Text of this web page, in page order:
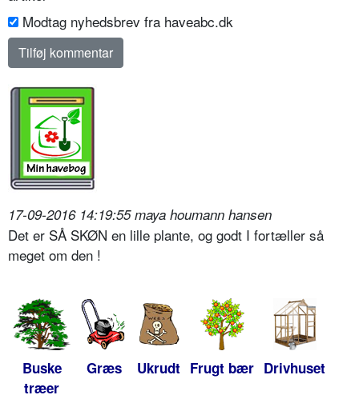
Modtag nyhedsbrev fra haveabc.dk
17-09-2016 14:19:55 maya houmann hansen
Det er SÅ SKØN en lille plante, og godt I fortæller så
meget om den !
Buske
træer
Græs Ukrudt Frugt bær Drivhuset